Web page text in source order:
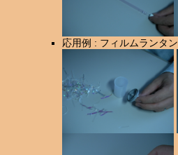
応用例 : フィルムランタン